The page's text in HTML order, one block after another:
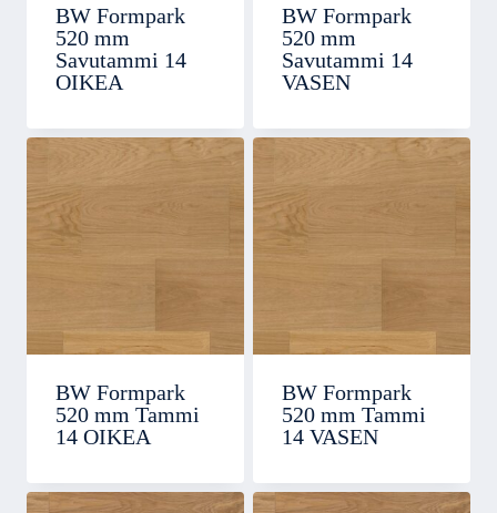
BW Formpark
520 mm
Savutammi 14
OIKEA
BW Formpark
520 mm
Savutammi 14
VASEN
BW Formpark
520 mm Tammi
14 OIKEA
BW Formpark
520 mm Tammi
14 VASEN